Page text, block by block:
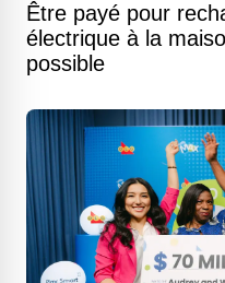
Être payé pour
électrique à la
possible